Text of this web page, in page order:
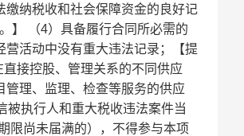
纳税收和社会保障资金的良好记
】 （4）具备履行合同所必需的
活动中没有重大违法记录；【提
接控股、管理关系的不同供应
理、监理、检查等服务的供应
被执行人和重大税收违法案件当
限尚未届满的），不得参与本项